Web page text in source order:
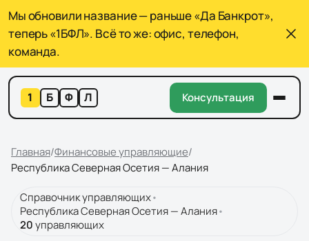
Мы обновили название — раньше «Да Банкрот»,
теперь «1БФЛ». Всё то же: офис, телефон,
команда.
1 Б Ф Л Консультация
Главная/Финансовые управляющие/
Республика Северная Осетия — Алания
Справочник управляющих•
Республика Северная Осетия — Алания•
20управляющих